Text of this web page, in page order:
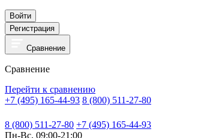
Войти
Регистрация
Сравнение
Сравнение
Перейти к сравнению
+7 (495) 165-44-93 8 (800) 511-27-80
8 (800) 511-27-80 +7 (495) 165-44-93
Пн-Вс. 09:00-21:00